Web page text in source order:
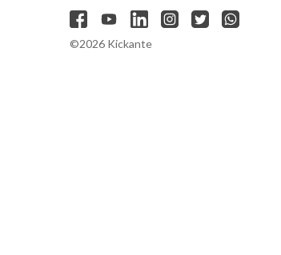
©2026 Kickante